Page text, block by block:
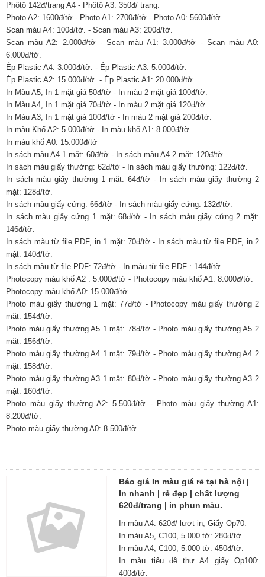
Phôtô 142đ/trang A4 - Phôtô A3: 350đ/ trang.
Photo A2: 1600đ/tờ - Photo A1: 2700đ/tờ - Photo A0: 5600đ/tờ.
Scan màu A4: 100đ/tờ. - Scan màu A3: 200đ/tờ.
Scan màu A2: 2.000đ/tờ - Scan màu A1: 3.000đ/tờ - Scan màu A0:
6.000đ/tờ.
Ép Plastic A4: 3.000đ/tờ. - Ép Plastic A3: 5.000đ/tờ.
Ép Plastic A2: 15.000đ/tờ. - Ép Plastic A1: 20.000đ/tờ.
In Màu A5, In 1 mặt giá 50đ/tờ - In màu 2 mặt giá 100đ/tờ.
In Màu A4, In 1 mặt giá 70đ/tờ - In màu 2 mặt giá 120đ/tờ.
In Màu A3, In 1 mặt giá 100đ/tờ - In màu 2 mặt giá 200đ/tờ.
In màu Khổ A2: 5.000đ/tờ - In màu khổ A1: 8.000đ/tờ.
In màu khổ A0: 15.000đ/tờ
In sách màu A4 1 mặt: 60đ/tờ - In sách màu A4 2 mặt: 120đ/tờ.
In sách màu giấy thường: 62đ/tờ - In sách màu giấy thường: 122đ/tờ.
In sách màu giấy thường 1 mặt: 64đ/tờ - In sách màu giấy thường 2
mặt: 128đ/tờ.
In sách màu giấy cứng: 66đ/tờ - In sách màu giấy cứng: 132đ/tờ.
In sách màu giấy cứng 1 mặt: 68đ/tờ - In sách màu giấy cứng 2 mặt:
146đ/tờ.
In sách màu từ file PDF, in 1 mặt: 70đ/tờ - In sách màu từ file PDF, in 2
mặt: 140đ/tờ.
In sách màu từ file PDF: 72đ/tờ - In màu từ file PDF : 144đ/tờ.
Photocopy màu khổ A2 : 5.000đ/tờ - Photocopy màu khổ A1: 8.000đ/tờ.
Photocopy màu khổ A0: 15.000đ/tờ.
Photo màu giấy thường 1 mặt: 77đ/tờ - Photocopy màu giấy thường 2
mặt: 154đ/tờ.
Photo màu giấy thường A5 1 mặt: 78đ/tờ - Photo màu giấy thường A5 2
mặt: 156đ/tờ.
Photo màu giấy thường A4 1 mặt: 79đ/tờ - Photo màu giấy thường A4 2
mặt: 158đ/tờ.
Photo màu giấy thường A3 1 mặt: 80đ/tờ - Photo màu giấy thường A3 2
mặt: 160đ/tờ.
Photo màu giấy thường A2: 5.500đ/tờ - Photo màu giấy thường A1:
8.200đ/tờ.
Photo màu giấy thường A0: 8.500đ/tờ
Báo giá In màu giá rẻ tại hà nội |
In nhanh | rẻ đẹp | chất lượng
620đ/trang | in phun màu.
In màu A4: 620đ/ lượt in, Giấy Op70.
In màu A5, C100, 5.000 tờ: 280đ/tờ.
In màu A4, C100, 5.000 tờ: 450đ/tờ.
In màu tiêu đề thư A4 giấy Op100:
400đ/tờ.